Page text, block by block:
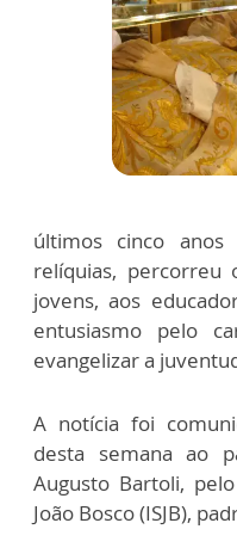
últimos cinco
relíquias, percorreu
jovens, aos
entusiasmo pelo
evangelizar a
A notícia foi
desta semana ao
Augusto Bartoli,
João Bosco (ISJB),